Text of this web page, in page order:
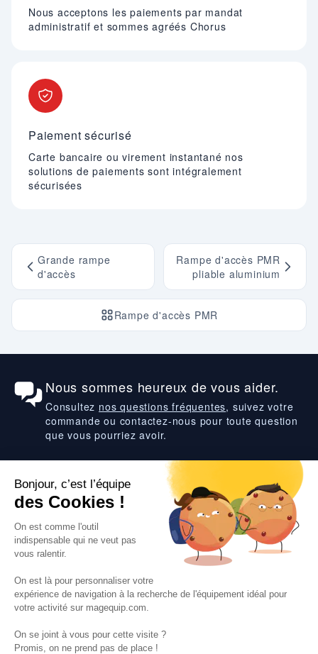
Nous acceptons les paiements par mandat
administratif et sommes agréés Chorus
Paiement sécurisé
Carte bancaire ou virement instantané nos
solutions de paiements sont intégralement
sécurisées
Grande rampe
d'accès
Rampe d'accès PMR
Rampe d'accès PMR
pliable aluminium
Nous sommes heureux de vous aider.
Consultez nos questions fréquentes, suivez votre
commande ou contactez-nous pour toute question
que vous pourriez avoir.
Suivez-nous
VOS SERVICES
VOS DEMANDES
NOTRE SOCIETE